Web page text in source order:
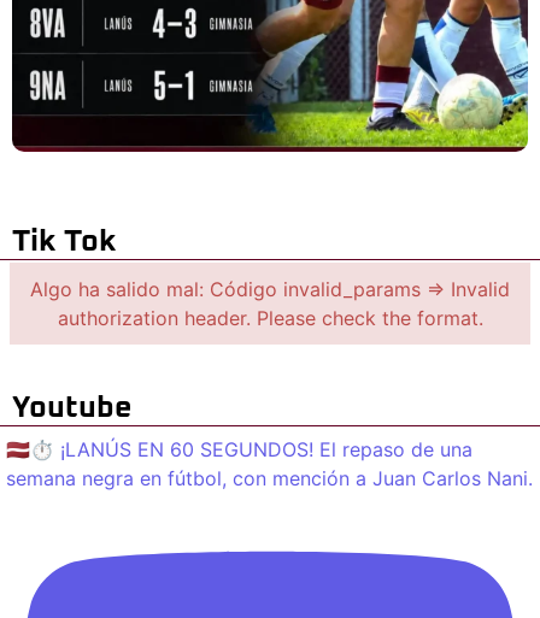
Tik Tok
Algo ha salido mal: Código invalid_params => Invalid
authorization header. Please check the format.
Youtube
🇱🇻⏱️ ¡LANÚS EN 60 SEGUNDOS! El repaso de una
semana negra en fútbol, con mención a Juan Carlos Nani.